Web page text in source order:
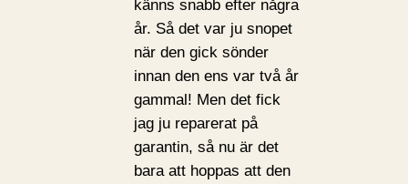
känns snabb efter några
år. Så det var ju snopet
när den gick sönder
innan den ens var två år
gammal! Men det fick
jag ju reparerat på
garantin, så nu är det
bara att hoppas att den